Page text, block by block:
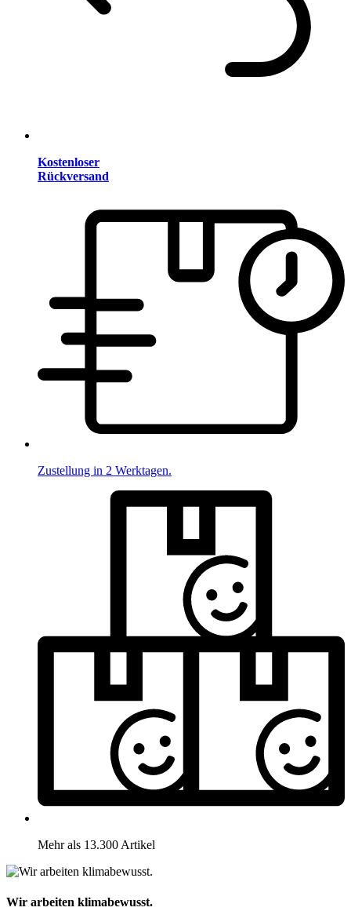
Kostenloser
Rückversand
Zustellung in 2 Werktagen.
Mehr als 13.300 Artikel
Wir arbeiten klimabewusst.